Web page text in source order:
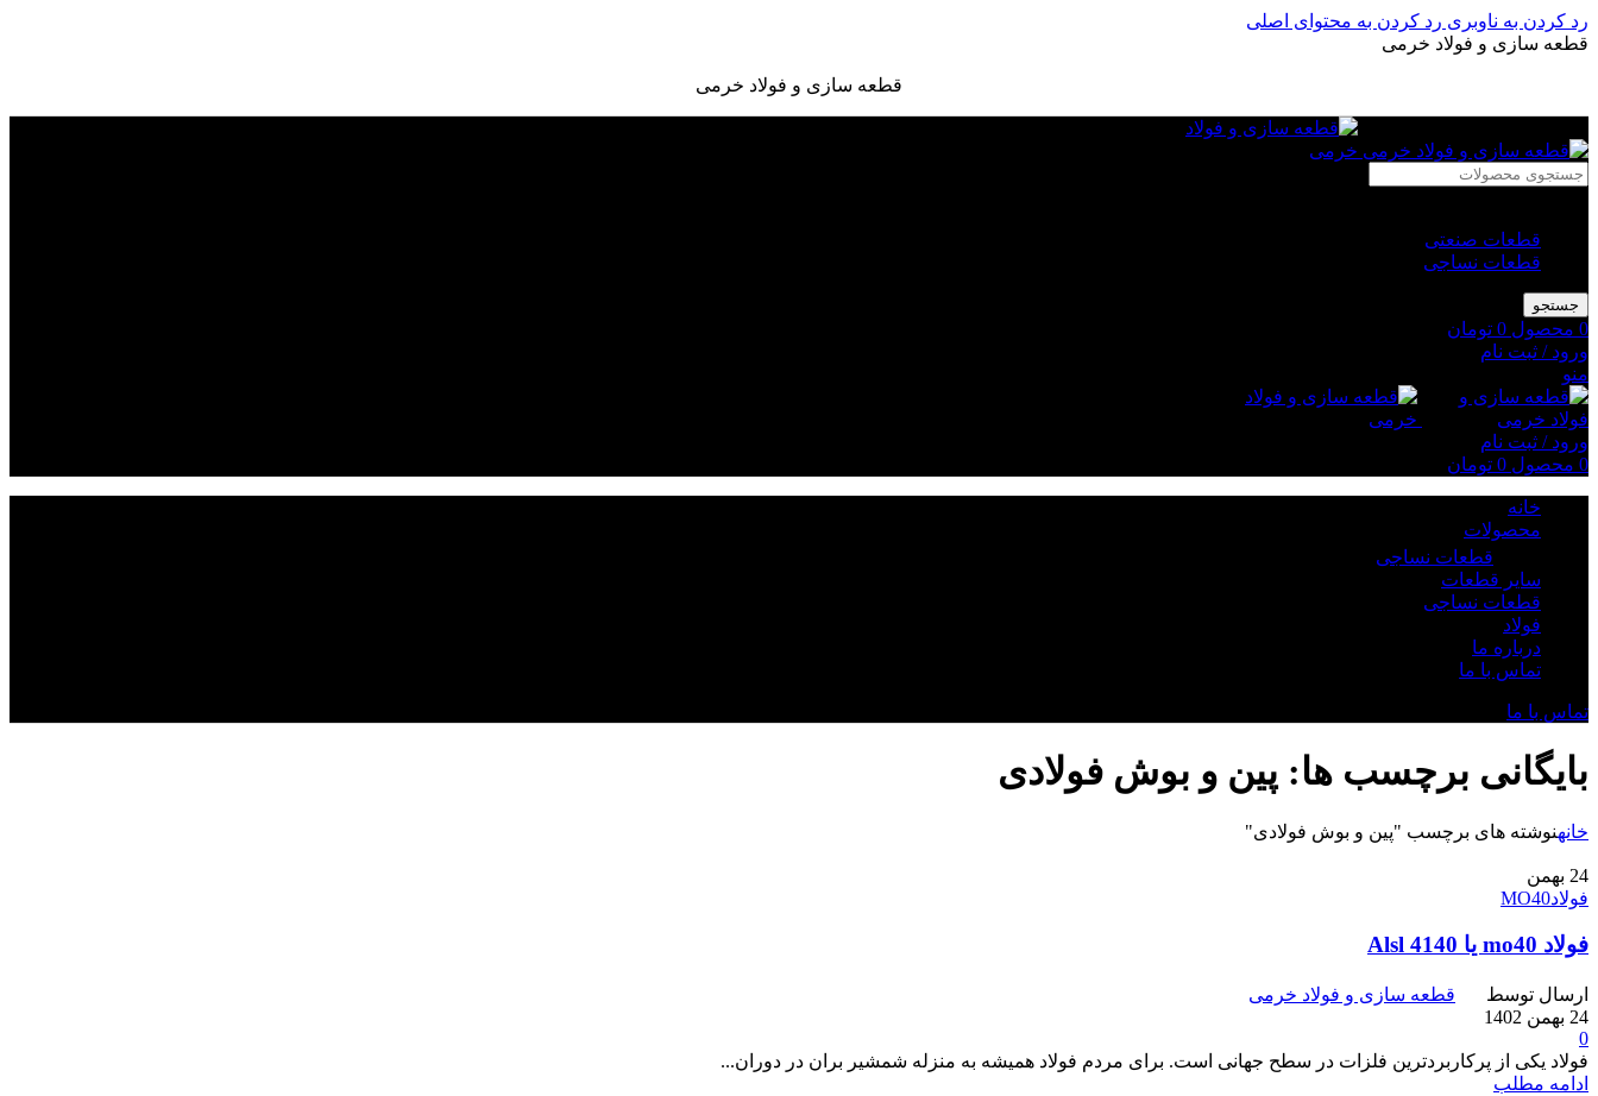
رد کردن به ناوبری رد کردن به محتوای اصلی
قطعه سازی و فولاد خرمی
قطعه سازی و فولاد خرمی
قطعات صنعتی
قطعات نساجی
جستجو
0 محصول 0 تومان
ورود / ثبت نام
منو
ورود / ثبت نام
0 محصول 0 تومان
خانه
محصولات
قطعات نساجی
سایر قطعات
قطعات نساجی
فولاد
درباره ما
تماس با ما
تماس با ما
بایگانی برچسب ها: پین و بوش فولادی
خانهنوشته های برچسب "پین و بوش فولادی"
24 بهمن
فولادMO40
فولاد mo40 یا 4140 Alsl
ارسال توسط
قطعه سازی و فولاد خرمی
24 بهمن 1402
0
فولاد یکی از پرکاربردترین فلزات در سطح جهانی است. برای مردم فولاد همیشه به منزله شمشیر بران در دوران...
ادامه مطلب